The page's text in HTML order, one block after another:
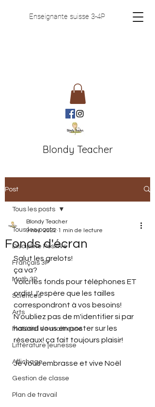
Enseignante suisse 3-4P
Blondy Teacher
Post
Tous les posts
Discipline Positive
Français 3P
Math 3P
Sciences
Arts
Matériel de maitresse
Littérature jeunesse
Affichage
Gestion de classe
Plan de travail
Tous les posts
Fonds d'écran
Blondy Teacher
9 nov. 2022 1 min de lecture
Salut les grelots!
ça va?
Voici les fonds pour téléphones ET
ordis! J'espère que les tailles
correspondront à vos besoins!
N'oubliez pas de m'identifier si par
hasard vous en poster sur les
réseaux! ça fait toujours plaisir!
Je vous embrasse et vive Noël